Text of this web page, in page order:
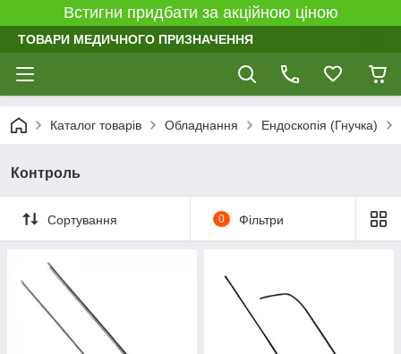
Встигни придбати за акційною ціною
ТОВАРИ МЕДИЧНОГО ПРИЗНАЧЕННЯ
Каталог товарів Обладнання Ендоскопія (Гнучка)
Контроль
Сортування 0 Фільтри